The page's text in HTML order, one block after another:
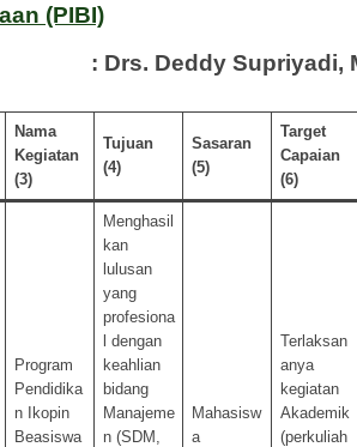
(PIBI)
Drs. Deddy Supriyadi,
Nama
Kegiatan
(3)
Tujuan
(4)
Sasaran
(5)
Target
Capaian
(6)
Program
Pendidika
n Ikopin
Beasiswa
Menghasil
kan
lulusan
yang
profesiona
l dengan
keahlian
bidang
Manajeme
n (SDM,
Mahasisw
a
Terlaksan
anya
kegiatan
Akademik
(perkuliah